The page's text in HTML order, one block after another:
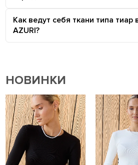
Как ведут себя ткани типа тиар
AZURI?
НОВИНКИ